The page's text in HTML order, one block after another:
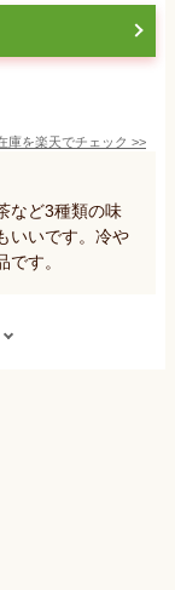
庫を楽天でチェック >>
など3種類の味
いいです。冷や
す。